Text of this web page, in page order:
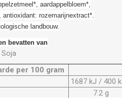
aardappelbloem*,
rozemarijnextract*.
landbouw.
bevatten van
Soja
per 100 gram
1687 kJ / 400
7.2 g